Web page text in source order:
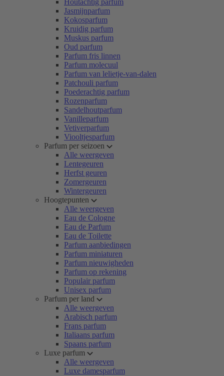
Houtachtig parfum
Jasmijnparfum
Kokosparfum
Kruidig parfum
Muskus parfum
Oud parfum
Parfum fris linnen
Parfum molecuul
Parfum van lelietje-van-dalen
Patchouli parfum
Poederachtig parfum
Rozenparfum
Sandelhoutparfum
Vanilleparfum
Vetiverparfum
Viooltjesparfum
Parfum per seizoen
Alle weergeven
Lentegeuren
Herfst geuren
Zomergeuren
Wintergeuren
Hoogtepunten
Alle weergeven
Eau de Cologne
Eau de Parfum
Eau de Toilette
Parfum aanbiedingen
Parfum miniaturen
Parfum nieuwigheden
Parfum op rekening
Populair parfum
Unisex parfum
Parfum per land
Alle weergeven
Arabisch parfum
Frans parfum
Italiaans parfum
Spaans parfum
Luxe parfum
Alle weergeven
Luxe damesparfum